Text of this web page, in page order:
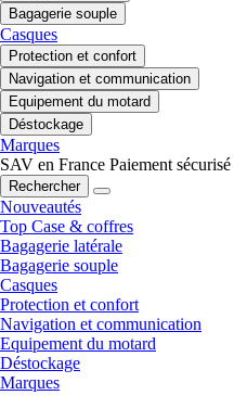
Bagagerie souple
Casques
Protection et confort
Navigation et communication
Equipement du motard
Déstockage
Marques
SAV en France Paiement sécurisé
Rechercher
Nouveautés
Top Case & coffres
Bagagerie latérale
Bagagerie souple
Casques
Protection et confort
Navigation et communication
Equipement du motard
Déstockage
Marques